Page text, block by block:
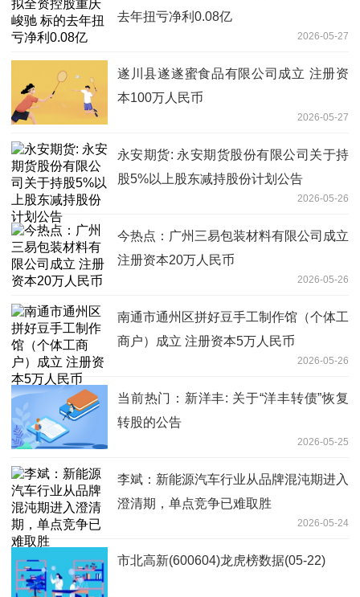
去年扭亏净利0.08亿
2026-05-27
遂川县遂遂蜜食品有限公司成立 注册资
本100万人民币
2026-05-27
永安期货: 永安期货股份有限公司关于持
股5%以上股东减持股份计划公告
2026-05-26
今热点：广州三易包装材料有限公司成立
注册资本20万人民币
2026-05-26
南通市通州区拼好豆手工制作馆（个体工
商户）成立 注册资本5万人民币
2026-05-26
当前热门：新洋丰: 关于“洋丰转债”恢复
转股的公告
2026-05-25
李斌：新能源汽车行业从品牌混沌期进入
澄清期，单点竞争已难取胜
2026-05-24
市北高新(600604)龙虎榜数据(05-22)